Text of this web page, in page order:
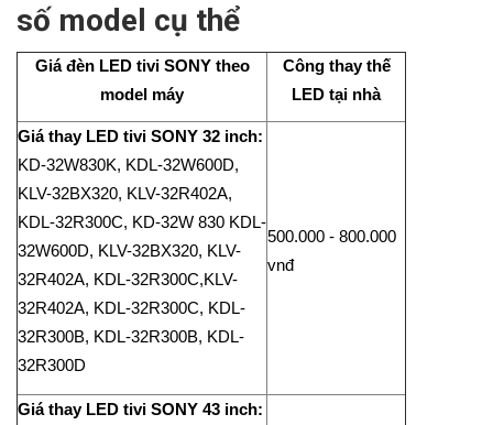
số model cụ thể
Giá đèn LED tivi SONY theo
model máy
Công thay thế
LED tại nhà
Giá thay LED tivi SONY 32 inch:
KD-32W830K, KDL-32W600D,
KLV-32BX320, KLV-32R402A,
KDL-32R300C, KD-32W 830 KDL-
32W600D, KLV-32BX320, KLV-
32R402A, KDL-32R300C,KLV-
32R402A, KDL-32R300C, KDL-
32R300B, KDL-32R300B, KDL-
32R300D
500.000 - 800.000
vnđ
Giá thay LED tivi SONY 43 inch: